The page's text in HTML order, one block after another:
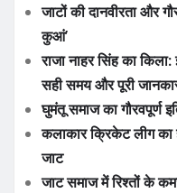
जाटों की दानवीरता और
कुआं’
राजा नाहर सिंह का
सही समय और पूरी
घुमंतू समाज का गौरवपूर्ण
कलाकार क्रिकेट लीग
जाट
जाट समाज में रिश्तों के